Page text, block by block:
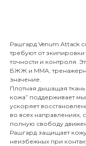
Рашгард Venum Attack
требуют от
точности и контроля.
БЖЖ и MMA,
значение.
Плотная дышащая
кожа” поддерживает
ускоряет
во всех
полную свободу
Рашгард защищает
неизбежных при